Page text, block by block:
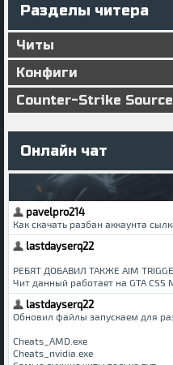
Разделы читера
Читы
Конфиги
Counter-Strike Source
Онлайн чат